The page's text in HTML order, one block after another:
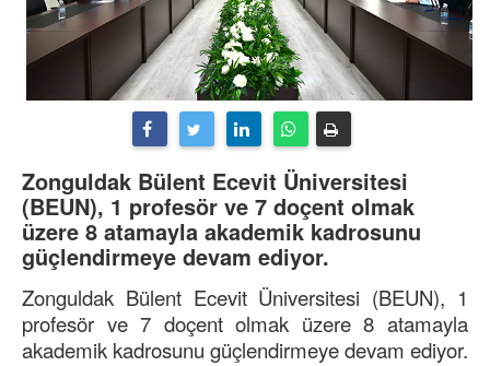
Zonguldak Bülent Ecevit Üniversitesi
(BEUN), 1 profesör ve 7 doçent olmak
üzere 8 atamayla akademik kadrosunu
güçlendirmeye devam ediyor.
Zonguldak Bülent Ecevit Üniversitesi (BEUN), 1
profesör ve 7 doçent olmak üzere 8 atamayla
akademik kadrosunu güçlendirmeye devam ediyor.